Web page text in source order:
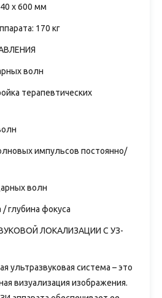
x 600 мм
170 кг
волн
терапевтических
импульсов постоянно/
волн
глубина фокуса
ЛОКАЛИЗАЦИИ С УЗ-
ультразвуковая система – это
визуализация изображения.